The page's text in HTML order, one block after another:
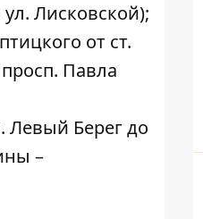
Лисковской);
от ст.
Павла
Левый Берег до
–